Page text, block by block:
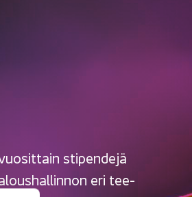
sti­pen­de­jä
eri tee­